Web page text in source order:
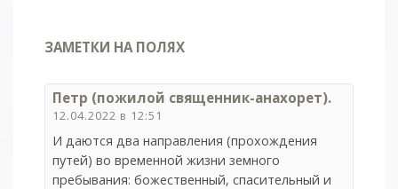
ЗАМЕТКИ НА ПОЛЯХ
Петр (пожилой священник-анахорет).
12.04.2022 в 12:51
И даются два направления (прохождения
путей) во временной жизни земного
пребывания: божественный, спасительный и